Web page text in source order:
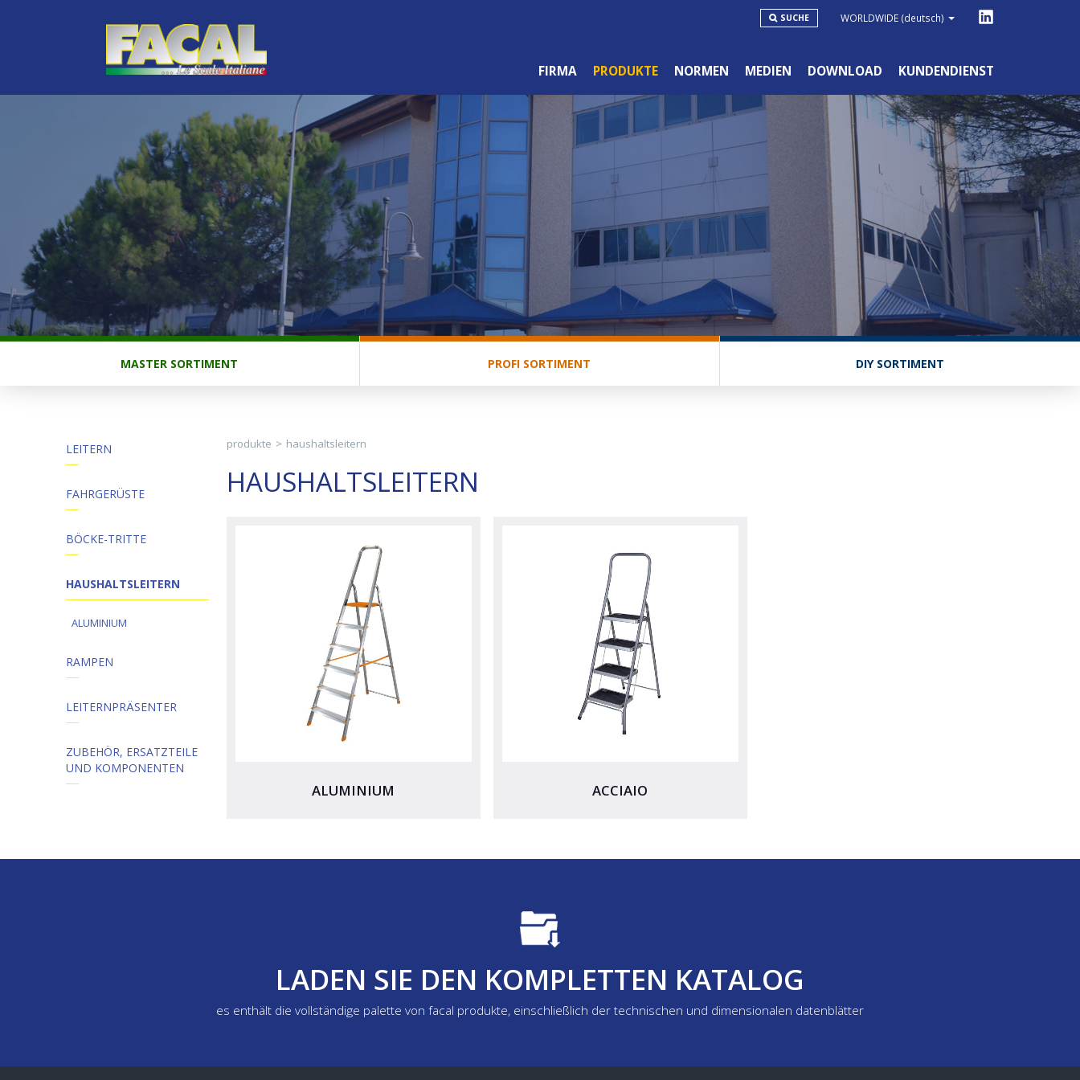
WORLDWIDE (deutsch)
SUCHE
FIRMA PRODUKTE NORMEN MEDIEN DOWNLOAD KUNDENDIENST
MASTER SORTIMENT PROFI SORTIMENT DIY SORTIMENT
LEITERN
FAHRGERÜSTE
BÖCKE-TRITTE
HAUSHALTSLEITERN
ALUMINIUM
RAMPEN
LEITERNPRÄSENTER
ZUBEHÖR, ERSATZTEILE
UND KOMPONENTEN
produkte > haushaltsleitern
HAUSHALTSLEITERN
ALUMINIUM ACCIAIO
LADEN SIE DEN KOMPLETTEN KATALOG
es enthält die vollständige palette von facal produkte, einschließlich der technischen und dimensionalen datenblätter